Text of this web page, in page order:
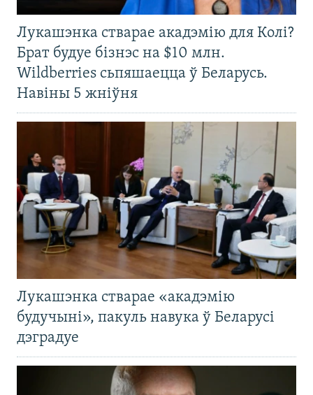
Лукашэнка стварае акадэмію для Колі?
Брат будуе бізнэс на $10 млн.
Wildberries сьпяшаецца ў Беларусь.
Навіны 5 жніўня
Лукашэнка стварае «акадэмію
будучыні», пакуль навука ў Беларусі
дэградуе